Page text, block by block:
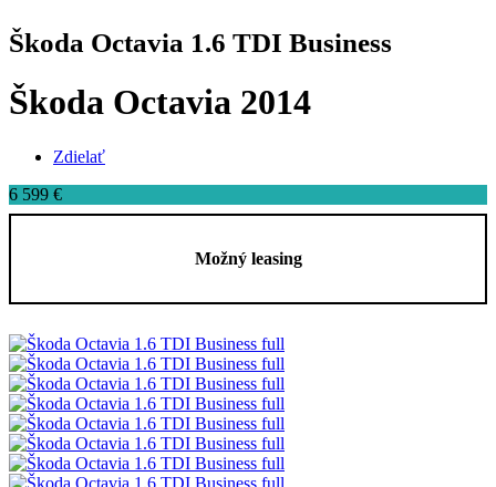
Škoda Octavia 1.6 TDI Business
Škoda Octavia 2014
Zdielať
6 599 €
Možný leasing